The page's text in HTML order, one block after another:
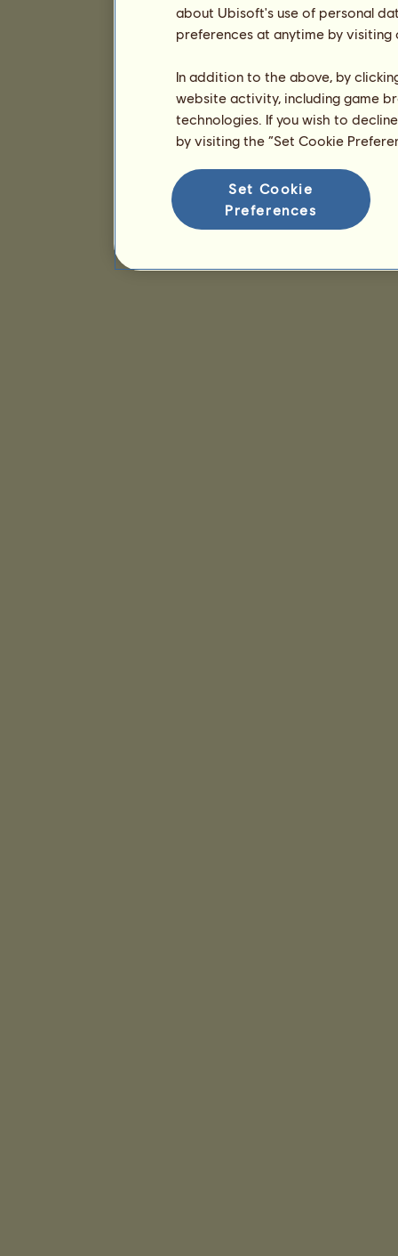
about Ubisoft's use of personal
preferences at anytime by
In addition to the above, by
website activity, including game
technologies. If you wish to
by visiting the “Set Cookie
Set Cookie
Preferences